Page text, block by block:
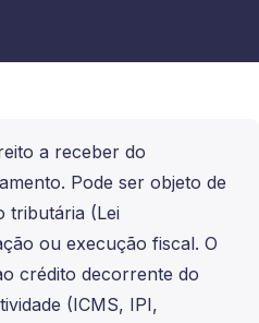
a receber do
Pode ser objeto de
tributária (Lei
ou execução fiscal. O
crédito decorrente do
(ICMS, IPI,